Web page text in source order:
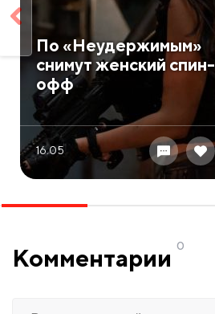
По «Неудержимым»
снимут женский спин-
офф
16.05
Комментарии 0